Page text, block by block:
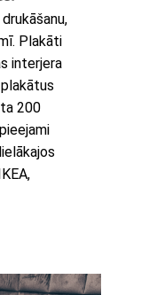
Plakāti
interjera
200